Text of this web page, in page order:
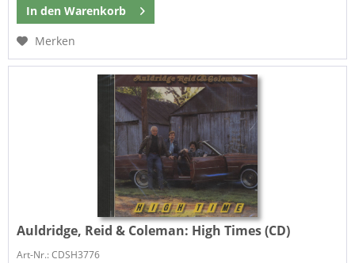
In den Warenkorb
Merken
Auldridge, Reid & Coleman: High Times (CD)
Art-Nr.: CDSH3776